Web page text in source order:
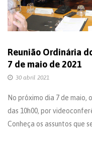
Reunião Ordinária
7 de maio de 2021
30 abril 2021
No próximo dia 7 de maio,
das 10h00, por
Conheça os assuntos que